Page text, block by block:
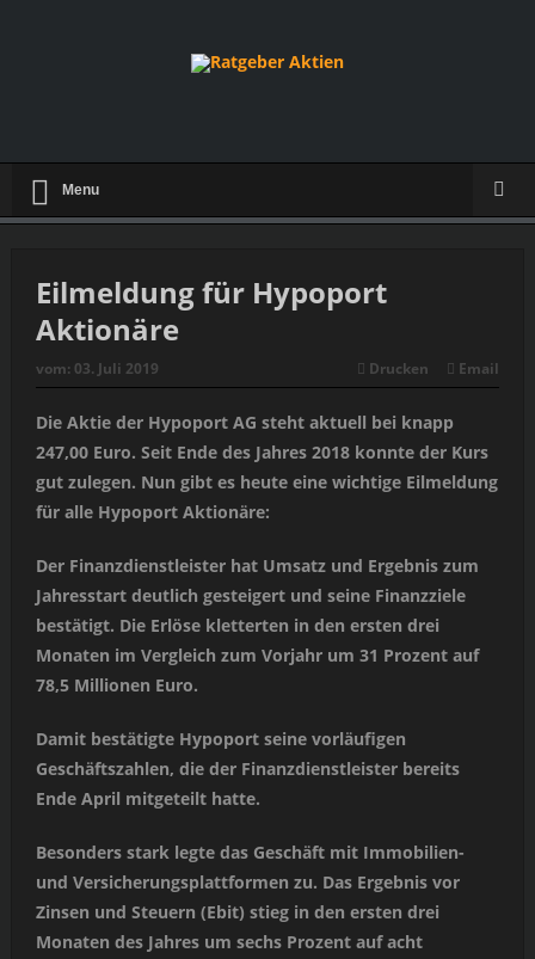
Menu
Eilmeldung für Hypoport
Aktionäre
vom: 03. Juli 2019 Drucken Email
Die Aktie der Hypoport AG steht aktuell bei knapp
247,00 Euro. Seit Ende des Jahres 2018 konnte der Kurs
gut zulegen. Nun gibt es heute eine wichtige Eilmeldung
für alle Hypoport Aktionäre:
Der Finanzdienstleister hat Umsatz und Ergebnis zum
Jahresstart deutlich gesteigert und seine Finanzziele
bestätigt. Die Erlöse kletterten in den ersten drei
Monaten im Vergleich zum Vorjahr um 31 Prozent auf
78,5 Millionen Euro.
Damit bestätigte Hypoport seine vorläufigen
Geschäftszahlen, die der Finanzdienstleister bereits
Ende April mitgeteilt hatte.
Besonders stark legte das Geschäft mit Immobilien-
und Versicherungsplattformen zu. Das Ergebnis vor
Zinsen und Steuern (Ebit) stieg in den ersten drei
Monaten des Jahres um sechs Prozent auf acht